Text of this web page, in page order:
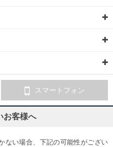
スマートフォン
お客様へ
ない場合、下記の可能性がござい